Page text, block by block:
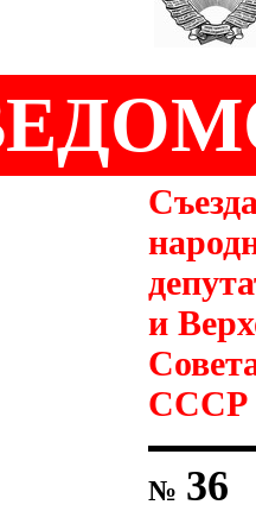
Съезда
и
СССР
№ 36